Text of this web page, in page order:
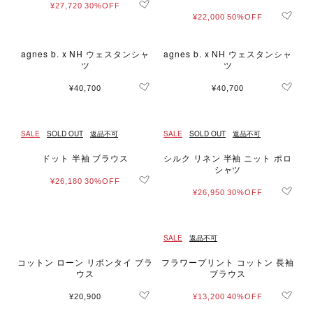
¥27,720 30%OFF
¥22,000 50%OFF
agnes b. x NH ウェスタンシャ
ツ
¥40,700
agnes b. x NH ウェスタンシャ
ツ
¥40,700
SALE SOLD OUT 返品不可
ドット 半袖 ブラウス
¥26,180 30%OFF
SALE SOLD OUT 返品不可
シルク リネン 半袖 ニット ポロ
シャツ
¥26,950 30%OFF
コットン ローン リボンタイ ブラ
ウス
¥20,900
SALE 返品不可
フラワープリント コットン 長袖
ブラウス
¥13,200 40%OFF